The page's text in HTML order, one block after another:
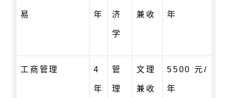
易 年 济
学
兼收 年
工商管理 4
年
管
理
文理
兼收
5500 元/
年